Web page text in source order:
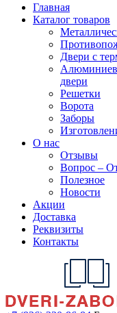
Главная
Каталог товаров
Двери с
двери
Решетки
Ворота
Заборы
О нас
Отзывы
Вопрос –
Полезное
Новости
Акции
Доставка
Реквизиты
Контакты